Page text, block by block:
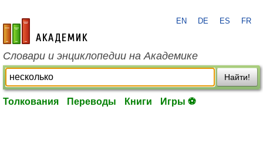
academic.ru
EN DE ES FR
Словари и энциклопедии на Академике
Найти!
Толкования Переводы Книги Игры ⚽